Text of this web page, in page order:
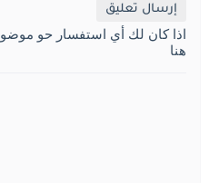
إرسال تعليق
اذا كان لك أي استفسار حو
هنا